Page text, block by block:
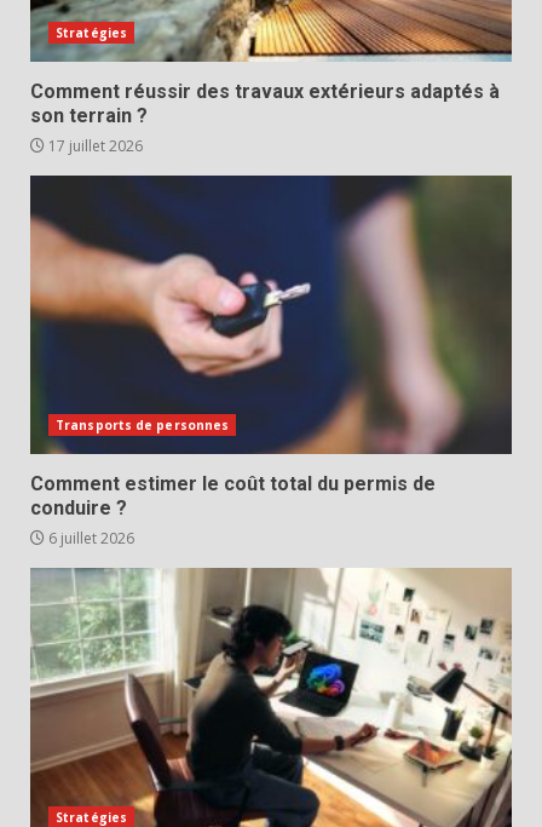
Stratégies
Comment réussir des travaux extérieurs adaptés à
son terrain ?
17 juillet 2026
Transports de personnes
Comment estimer le coût total du permis de
conduire ?
6 juillet 2026
Stratégies